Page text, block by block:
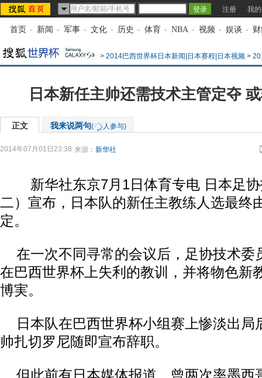
注册 我
首页 - 新闻 - 军事 - 文化 - 历史 - 体育 - NBA - 视频 - 娱谈 -
> 2014巴西世界杯日本新闻|日本赛程|日本视频 >
日本新任主帅还需技术主管定夺
正文 我来说两句( 人参与)
2014年07月01日23:38 来源： 新华社
新华社东京7月1日体育专电 日本足协
二）宣布，日本队的新任主教练人选最终
定。
在一次不同寻常的会议后，足协技术委
在巴西世界杯上失利的教训，并将物色新
博実。
日本队在巴西世界杯小组赛上惨淡出局
帅扎切罗尼随即宣布辞职。